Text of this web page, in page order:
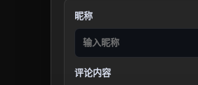
昵称
评论内容